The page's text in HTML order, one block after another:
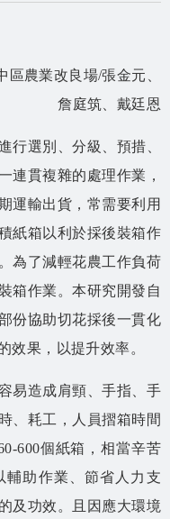
區農業改良場/張金元、
詹庭筑、戴廷恩
行選別、分級、預措、
連貫複雜的處理作業，
運輸出貨，常需要利用
紙箱以利於採後裝箱作
為了減輕花農工作負荷
箱作業。本研究開發自
份協助切花採後一貫化
效果，以提升效率。
易造成肩頸、手指、手
、耗工，人員摺箱時間
600個紙箱，相當辛苦
輔助作業、節省人力支
及功效。且因應大環境